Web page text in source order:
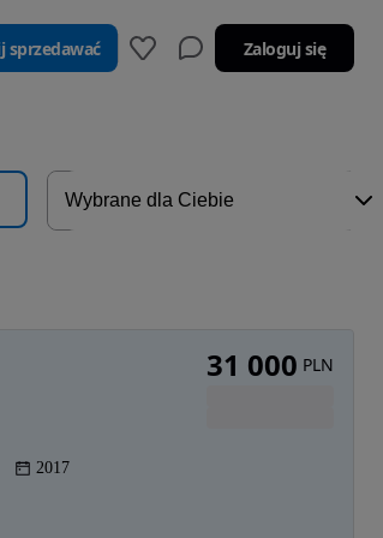
sprzedawać Zaloguj się
2017
31 000 PLN